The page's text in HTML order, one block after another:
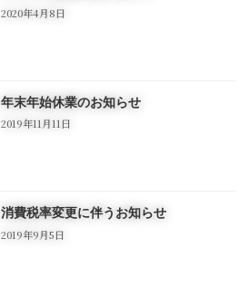
2020年4月8日
年末年始休業のお知らせ
2019年11月11日
消費税率変更に伴うお知らせ
2019年9月5日